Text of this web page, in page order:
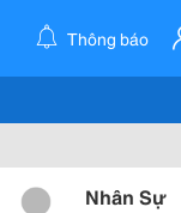
Thông báo
Nhân Sự